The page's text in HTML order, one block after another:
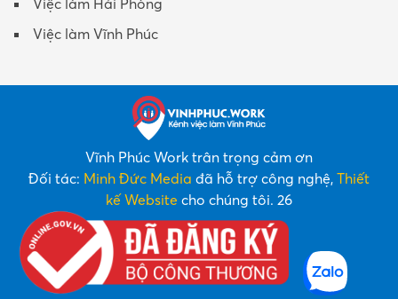
Việc làm Hải Phòng
Việc làm Vĩnh Phúc
Vĩnh Phúc Work trân trọng cảm ơn
Đối tác: Minh Đức Media đã hỗ trợ công nghệ, Thiết
kế Website cho chúng tôi. 26